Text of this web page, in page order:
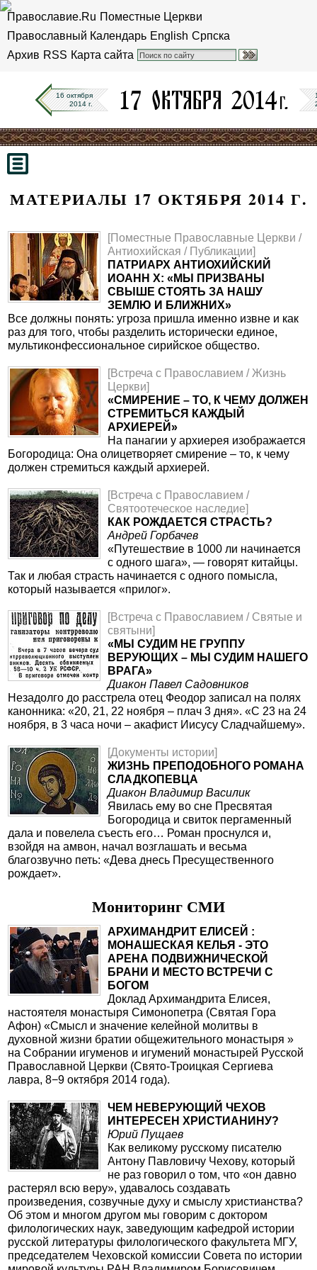
Православие.Ru Поместные Церкви
Православный Календарь English Српска
Архив RSS Карта сайта
16 октября
2014 г.
МАТЕРИАЛЫ 17 ОКТЯБРЯ 2014 Г.
[Поместные Православные Церкви /
Антиохийская / Публикации]
ПАТРИАРХ АНТИОХИЙСКИЙ
ИОАНН Х: «МЫ ПРИЗВАНЫ
СВЫШЕ СТОЯТЬ ЗА НАШУ
ЗЕМЛЮ И БЛИЖНИХ»
Все должны понять: угроза пришла именно извне и как
раз для того, чтобы разделить исторически единое,
мультиконфессиональное сирийское общество.
[Встреча с Православием / Жизнь
Церкви]
«СМИРЕНИЕ – ТО, К ЧЕМУ ДОЛЖЕН
СТРЕМИТЬСЯ КАЖДЫЙ
АРХИЕРЕЙ»
На панагии у архиерея изображается
Богородица: Она олицетворяет смирение – то, к чему
должен стремиться каждый архиерей.
[Встреча с Православием /
Святоотеческое наследие]
КАК РОЖДАЕТСЯ СТРАСТЬ?
Андрей Горбачев
«Путешествие в 1000 ли начинается
с одного шага», — говорят китайцы.
Так и любая страсть начинается с одного помысла,
который называется «прилог».
[Встреча с Православием / Святые и
святыни]
«МЫ СУДИМ НЕ ГРУППУ
ВЕРУЮЩИХ – МЫ СУДИМ НАШЕГО
ВРАГА»
Диакон Павел Садовников
Незадолго до расстрела отец Феодор записал на полях
канонника: «20, 21, 22 ноября – плач 3 дня». «С 23 на 24
ноября, в 3 часа ночи – акафист Иисусу Сладчайшему».
[Документы истории]
ЖИЗНЬ ПРЕПОДОБНОГО РОМАНА
СЛАДКОПЕВЦА
Диакон Владимир Василик
Явилась ему во сне Пресвятая
Богородица и свиток пергаменный
дала и повелела съесть его… Роман проснулся и,
взойдя на амвон, начал возглашать и весьма
благозвучно петь: «Дева днесь Пресущественного
рождает».
Мониторинг СМИ
АРХИМАНДРИТ ЕЛИСЕЙ :
МОНАШЕСКАЯ КЕЛЬЯ - ЭТО
АРЕНА ПОДВИЖНИЧЕСКОЙ
БРАНИ И МЕСТО ВСТРЕЧИ С
БОГОМ
Доклад Архимандрита Елисея,
настоятеля монастыря Симонопетра (Святая Гора
Афон) «Смысл и значение келейной молитвы в
духовной жизни братии общежительного монастыря »
на Собрании игуменов и игумений монастырей Русской
Православной Церкви (Свято-Троицкая Сергиева
лавра, 8−9 октября 2014 года).
ЧЕМ НЕВЕРУЮЩИЙ ЧЕХОВ
ИНТЕРЕСЕН ХРИСТИАНИНУ?
Юрий Пущаев
Как великому русскому писателю
Антону Павловичу Чехову, который
не раз говорил о том, что «он давно
растерял всю веру», удавалось создавать
произведения, созвучные духу и смыслу христианства?
Об этом и многом другом мы говорим с доктором
филологических наук, заведующим кафедрой истории
русской литературы филологического факультета МГУ,
председателем Чеховской комиссии Совета по истории